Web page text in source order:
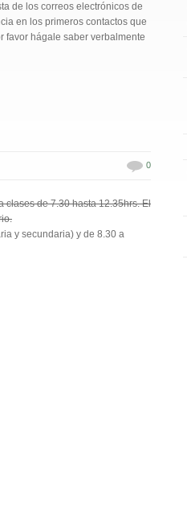
de los correos electrónicos de
en los primeros contactos que
favor hágale saber verbalmente
0
clases de 7.30 hasta 12.35hrs. El
y secundaria) y de 8.30 a